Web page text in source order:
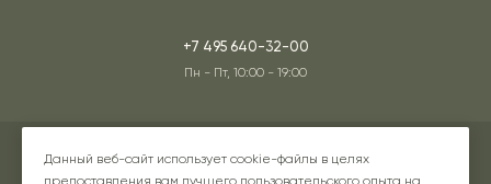
+7 495 640-32-00
Пн - Пт, 10:00 - 19:00
Адреса наших шоурумов
Данный веб-сайт использует cookie-файлы в целях